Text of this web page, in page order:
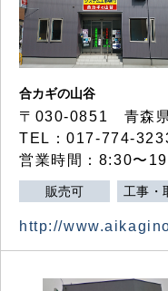
合カギの山谷
〒030-0851 青森
TEL：017-774-
営業時間：8:30〜
販売可 工事・
http://